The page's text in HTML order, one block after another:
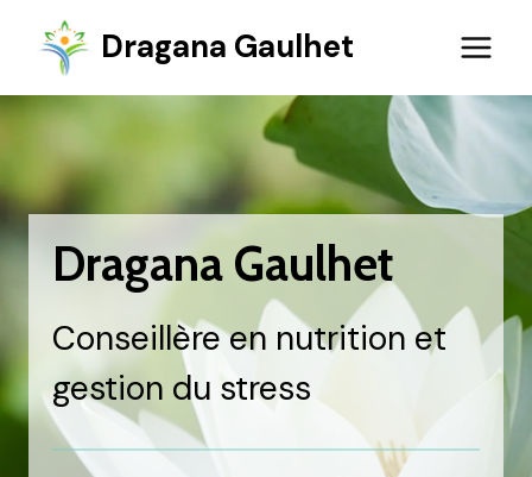
contenu
Dragana Gaulhet
Dragana Gaulhet
Conseillère en nutrition et
gestion du stress